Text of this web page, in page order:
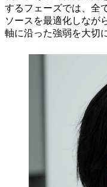
するフェーズでは、全
ソースを最適化しなが
軸に沿った強弱を大切